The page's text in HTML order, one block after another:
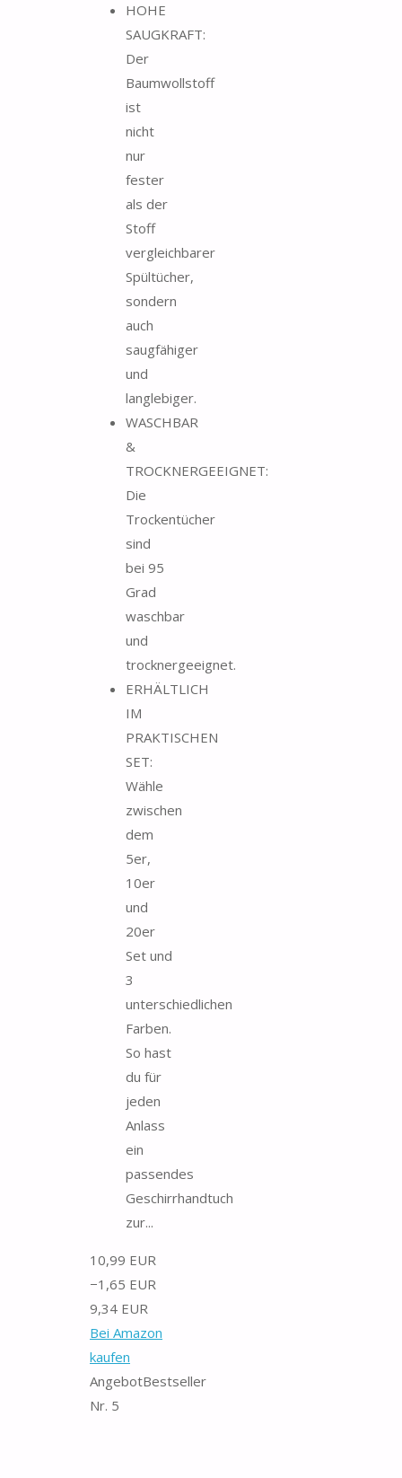
HOHE
SAUGKRAFT:
Der
Baumwollstoff
ist
nicht
nur
fester
als der
Stoff
vergleichbarer
Spültücher,
sondern
auch
saugfähiger
und
langlebiger.
WASCHBAR
&
TROCKNERGEEIGNET:
Die
Trockentücher
sind
bei 95
Grad
waschbar
und
trocknergeeignet.
ERHÄLTLICH
IM
PRAKTISCHEN
SET:
Wähle
zwischen
dem
5er,
10er
und
20er
Set und
3
unterschiedlichen
Farben.
So hast
du für
jeden
Anlass
ein
passendes
Geschirrhandtuch
zur...
10,99 EUR
−1,65 EUR
9,34 EUR
Bei Amazon
kaufen
AngebotBestseller
Nr. 5